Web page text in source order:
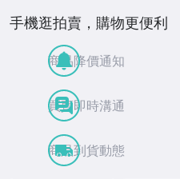
手機逛拍賣，購物更便利
商品降價通知
買賣即時溝通
商品到貨動態